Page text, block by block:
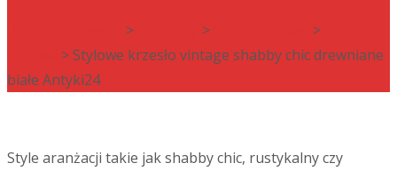
> > >
> Stylowe krzesło vintage shabby chic drewniane
białe Antyki24
Style aranżacji takie jak shabby chic, rustykalny czy